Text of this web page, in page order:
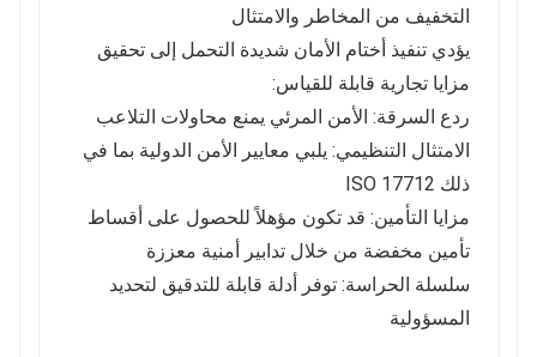
التخفيف من المخاطر والامتثال
يؤدي تنفيذ أختام الأمان شديدة التحمل إلى تحقيق
مزايا تجارية قابلة للقياس:
ردع السرقة: الأمن المرئي يمنع محاولات التلاعب
الامتثال التنظيمي: يلبي معايير الأمن الدولية بما في
ذلك ISO 17712
مزايا التأمين: قد تكون مؤهلاً للحصول على أقساط
تأمين مخفضة من خلال تدابير أمنية معززة
سلسلة الحراسة: توفر أدلة قابلة للتدقيق لتحديد
المسؤولية